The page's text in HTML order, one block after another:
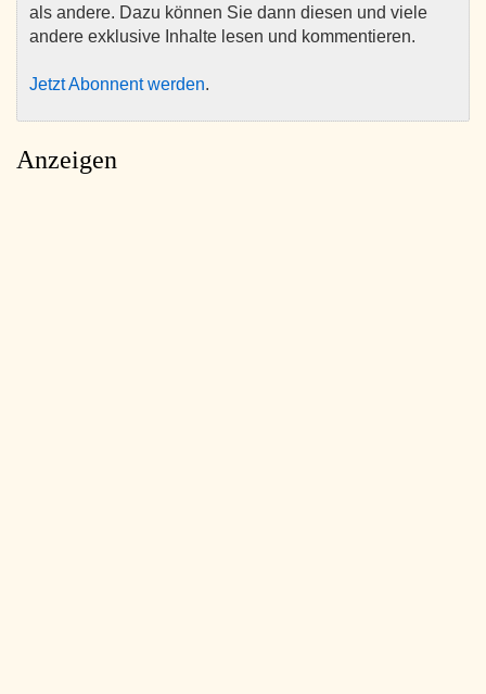
als andere. Dazu können Sie dann diesen und viele
andere exklusive Inhalte lesen und kommentieren.
Jetzt Abonnent werden.
Anzeigen